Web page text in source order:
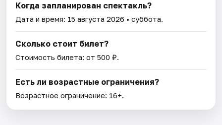
Когда запланирован спектакль?
Дата и время: 15 августа 2026 • суббота.
Сколько стоит билет?
Стоимость билета: от 500 ₽.
Есть ли возрастные ограничения?
Возрастное ограничение: 16+.